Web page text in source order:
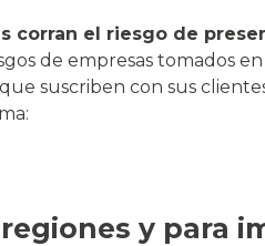
corran el riesgo de
de empresas tomados
que suscriben con sus
y para